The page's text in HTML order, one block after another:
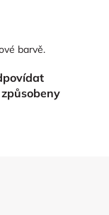
barvě.